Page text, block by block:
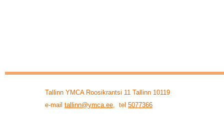
Tallinn YMCA Roosikrantsi 11 Tallinn 10119
e-mail tallinn@ymca.ee, tel 5077366